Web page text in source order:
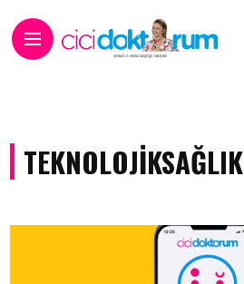
TEKNOLOJIKSAĞLIK